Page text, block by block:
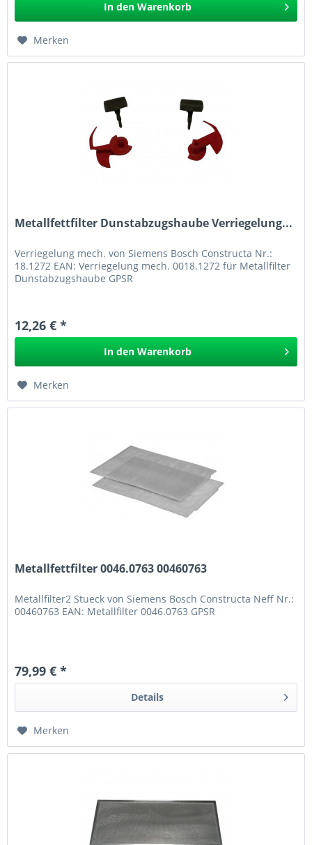
In den Warenkorb
Merken
Metallfettfilter Dunstabzugshaube Verriegelung...
Verriegelung mech. von Siemens Bosch Constructa Nr.:
18.1272 EAN: Verriegelung mech. 0018.1272 für Metallfilter
Dunstabzugshaube GPSR
12,26 € *
In den Warenkorb
Merken
Metallfettfilter 0046.0763 00460763
Metallfilter2 Stueck von Siemens Bosch Constructa Neff Nr.:
00460763 EAN: Metallfilter 0046.0763 GPSR
79,99 € *
Details
Merken